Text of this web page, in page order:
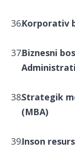
Korporativ
Biznesni
Strategik
(MBA)
Inson